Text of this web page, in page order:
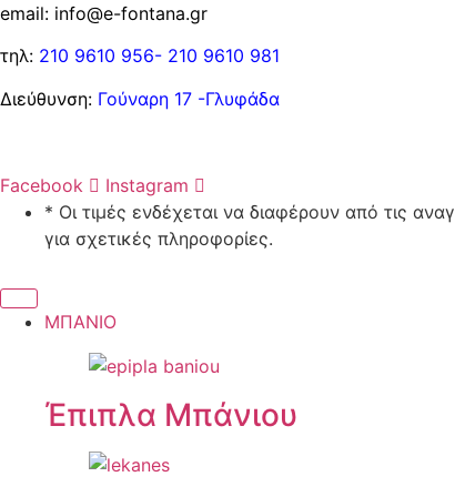
email: info@e-fontana.gr
τηλ: 210 9610 956- 210 9610 981
Διεύθυνση: Γούναρη 17 -Γλυφάδα
Facebook
Instagram
* Οι τιμές ενδέχεται να διαφέρουν από τις
για σχετικές πληροφορίες.
ΜΠΑΝΙΟ
Έπιπλα Μπάνιου